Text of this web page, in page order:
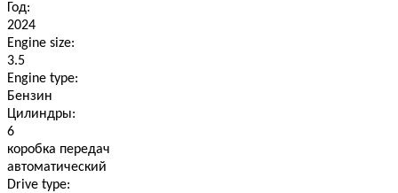
Год:
2024
Engine size:
3.5
Engine type:
Бензин
Цилиндры:
6
коробка передач
автоматический
Drive type: